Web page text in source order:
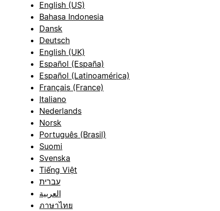
English (US)
Bahasa Indonesia
Dansk
Deutsch
English (UK)
Español (España)
Español (Latinoamérica)
Français (France)
Italiano
Nederlands
Norsk
Português (Brasil)
Suomi
Svenska
Tiếng Việt
עברית
العربية
ภาษาไทย